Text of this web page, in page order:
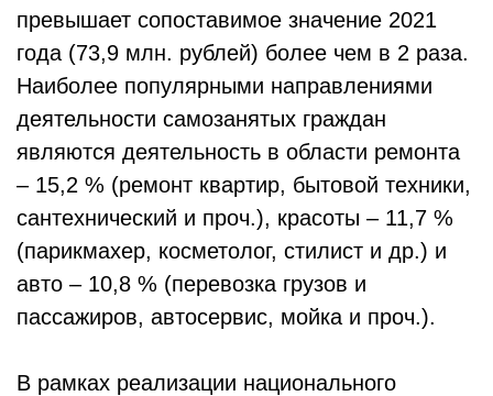
превышает сопоставимое значение 2021
года (73,9 млн. рублей) более чем в 2 раза.
Наиболее популярными направлениями
деятельности самозанятых граждан
являются деятельность в области ремонта
– 15,2 % (ремонт квартир, бытовой техники,
сантехнический и проч.), красоты – 11,7 %
(парикмахер, косметолог, стилист и др.) и
авто – 10,8 % (перевозка грузов и
пассажиров, автосервис, мойка и проч.).
В рамках реализации национального